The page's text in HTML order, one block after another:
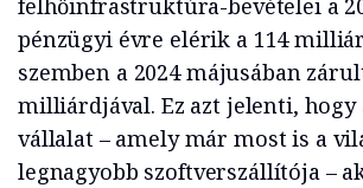
felhőinfrastruktúra-bevételei a
pénzügyi évre elérik a 114
szemben a 2024 májusában
milliárdjával. Ez azt jelenti, hogy
vállalat – amely már most is a
legnagyobb szoftverszállítója –